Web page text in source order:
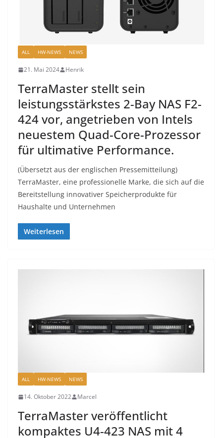
ALL HW-NEWS NEWS
21. Mai 2024 Henrik
TerraMaster stellt sein
leistungsstärkstes 2-Bay NAS F2-
424 vor, angetrieben von Intels
neuestem Quad-Core-Prozessor
für ultimative Performance.
(Übersetzt aus der englischen Pressemitteilung)
TerraMaster, eine professionelle Marke, die sich auf die
Bereitstellung innovativer Speicherprodukte für
Haushalte und Unternehmen
Weiterlesen
ALL HW-NEWS NEWS
14. Oktober 2022 Marcel
TerraMaster veröffentlicht
kompaktes U4-423 NAS mit 4